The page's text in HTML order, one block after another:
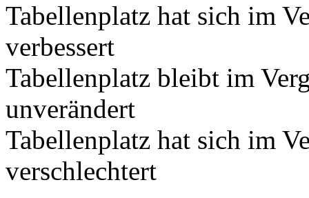
Tabellenplatz hat sich im
verbessert
Tabellenplatz bleibt im
unverändert
Tabellenplatz hat sich im
verschlechtert